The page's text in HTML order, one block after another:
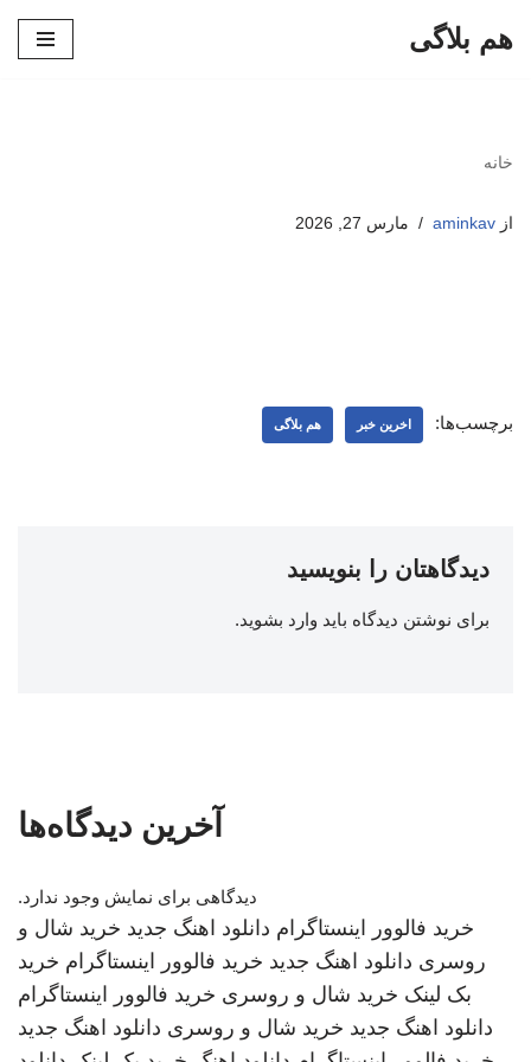
هم بلاگی
خانه
از aminkav مارس 27, 2026
برچسب‌ها: اخرین خبر هم بلاگی
دیدگاهتان را بنویسید
برای نوشتن دیدگاه باید وارد بشوید.
آخرین دیدگاه‌ها
دیدگاهی برای نمایش وجود ندارد.
خرید فالوور اینستاگرام دانلود اهنگ جدید خرید شال و
روسری دانلود اهنگ جدید خرید فالوور اینستاگرام خرید
بک لینک خرید شال و روسری خرید فالوور اینستاگرام
دانلود اهنگ جدید خرید شال و روسری دانلود اهنگ جدید